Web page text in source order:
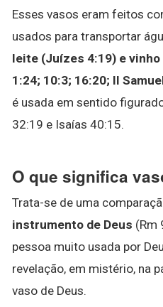
Esses vasos eram feitos
usados para transportar
leite (Juízes 4:19) e vinho
1:24; 10:3; 16:20; II
é usada em sentido
32:19 e Isaías 40:15.
O que significa
Trata-se de uma
instrumento de Deus (Rm
pessoa muito usada por
revelação, em mistério, na
vaso de Deus.